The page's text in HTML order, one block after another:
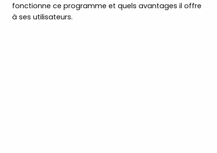
fonctionne ce programme et quels avantages il offre
à ses utilisateurs.